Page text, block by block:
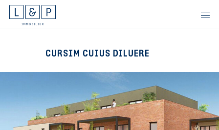
Skip
content
CURSIM CUIUS DILUERE